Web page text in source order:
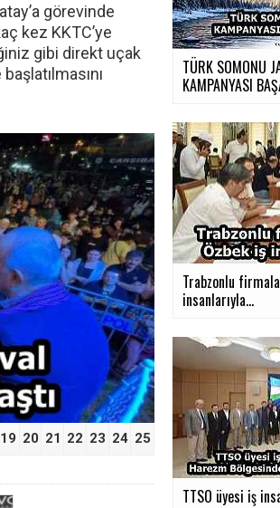
görevinde
kez KKTC’ye
gibi direkt uçak
19 20 21 22 23 24 25
TÜRK SOMONU
KAMPANYASI
Trabzonlu
insanlarıyla...
TTSO üyesi iş